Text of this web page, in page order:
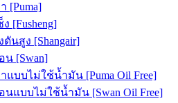
[Puma]
[Fusheng]
นสูง [Shangair]
[Swan]
บบไม่ใช้น้ำมัน [Puma Oil Free]
แบบไม่ใช้น้ำมัน [Swan Oil Free]